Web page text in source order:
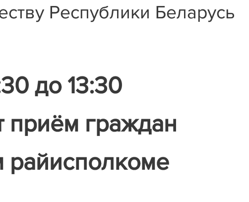
Республики Беларусь
до 13:30
приём граждан
райисполкоме